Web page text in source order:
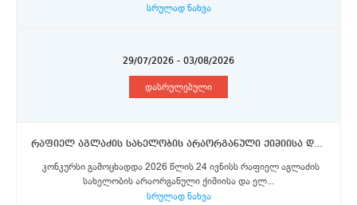
სრულად ნახვა
29/07/2026 - 03/08/2026
დასრულებული
რაფიელ აგლაძის სახელობის არაორგანული ქიმიისა და ელექტროქიმიის ინსტიტუტი - მეცნიერი თანამშრომელი
სახელობის არაორგანული ქიმიისა და ელ...
სრულად ნახვა